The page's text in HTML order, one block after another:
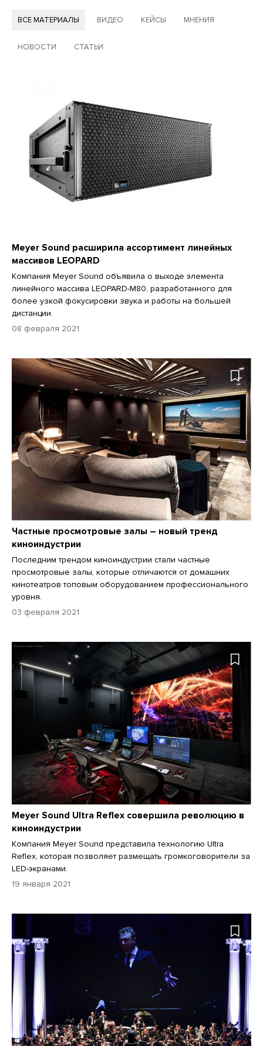
ВСЕ МАТЕРИАЛЫ ВИДЕО КЕЙСЫ МНЕНИЯ
НОВОСТИ СТАТЬИ
Meyer Sound расширила ассортимент линейных
массивов LEOPARD
Компания Meyer Sound объявила о выходе элемента
линейного массива LEOPARD-M80, разработанного для
более узкой фокусировки звука и работы на большей
дистанции.
08 февраля 2021
Частные просмотровые залы – новый тренд
киноиндустрии
Последним трендом киноиндустрии стали частные
просмотровые залы, которые отличаются от домашних
кинотеатров топовым оборудованием профессионального
уровня.
03 февраля 2021
Meyer Sound Ultra Reflex совершила революцию в
киноиндустрии
Компания Meyer Sound представила технологию Ultra
Reflex, которая позволяет размещать громкоговорители за
LED-экранами.
19 января 2021